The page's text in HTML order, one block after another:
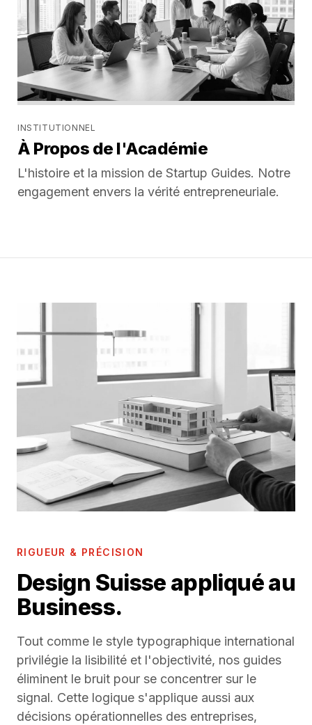
INSTITUTIONNEL
À Propos de l'Académie
L'histoire et la mission de Startup Guides. Notre
engagement envers la vérité entrepreneuriale.
RIGUEUR & PRÉCISION
Design Suisse appliqué au
Business.
Tout comme le style typographique international
privilégie la lisibilité et l'objectivité, nos guides
éliminent le bruit pour se concentrer sur le
signal. Cette logique s'applique aussi aux
décisions opérationnelles des entreprises,